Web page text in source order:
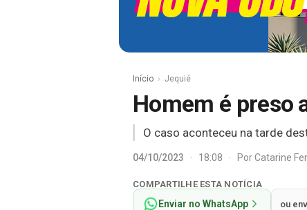
Início Jequié
Homem é preso
O caso aconteceu na tarde
04/10/2023 · 18:08 · PorCatarine
COMPARTILHE ESTA NOTÍCIA
Enviar no WhatsApp ou